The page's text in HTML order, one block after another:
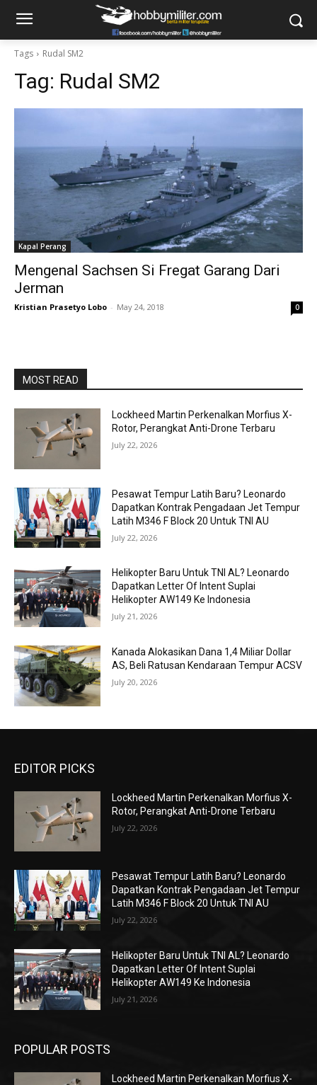
Tags Rudal SM2
Tag: Rudal SM2
Kapal Perang
Mengenal Sachsen Si Fregat Garang Dari
Jerman
Kristian Prasetyo Lobo - May 24, 2018 0
MOST READ
Lockheed Martin Perkenalkan Morfius X-
Rotor, Perangkat Anti-Drone Terbaru
July 22, 2026
Pesawat Tempur Latih Baru? Leonardo
Dapatkan Kontrak Pengadaan Jet Tempur
Latih M346 F Block 20 Untuk TNI AU
July 22, 2026
Helikopter Baru Untuk TNI AL? Leonardo
Dapatkan Letter Of Intent Suplai
Helikopter AW149 Ke Indonesia
July 21, 2026
Kanada Alokasikan Dana 1,4 Miliar Dollar
AS, Beli Ratusan Kendaraan Tempur ACSV
July 20, 2026
EDITOR PICKS
Lockheed Martin Perkenalkan Morfius X-
Rotor, Perangkat Anti-Drone Terbaru
July 22, 2026
Pesawat Tempur Latih Baru? Leonardo
Dapatkan Kontrak Pengadaan Jet Tempur
Latih M346 F Block 20 Untuk TNI AU
July 22, 2026
Helikopter Baru Untuk TNI AL? Leonardo
Dapatkan Letter Of Intent Suplai
Helikopter AW149 Ke Indonesia
July 21, 2026
POPULAR POSTS
Lockheed Martin Perkenalkan Morfius X-